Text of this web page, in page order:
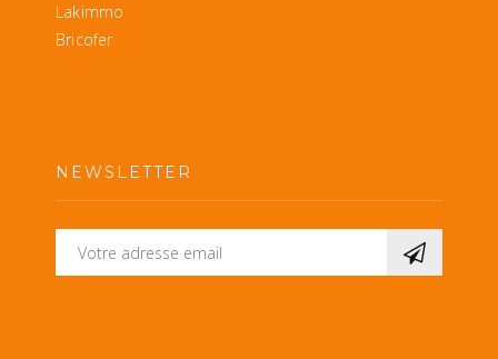
Lakimmo
Bricofer
NEWSLETTER